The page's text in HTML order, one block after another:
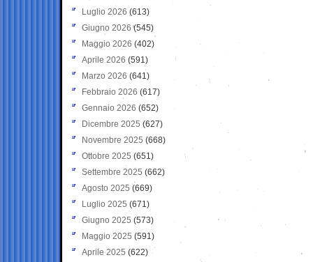
Luglio 2026 (613)
Giugno 2026 (545)
Maggio 2026 (402)
Aprile 2026 (591)
Marzo 2026 (641)
Febbraio 2026 (617)
Gennaio 2026 (652)
Dicembre 2025 (627)
Novembre 2025 (668)
Ottobre 2025 (651)
Settembre 2025 (662)
Agosto 2025 (669)
Luglio 2025 (671)
Giugno 2025 (573)
Maggio 2025 (591)
Aprile 2025 (622)